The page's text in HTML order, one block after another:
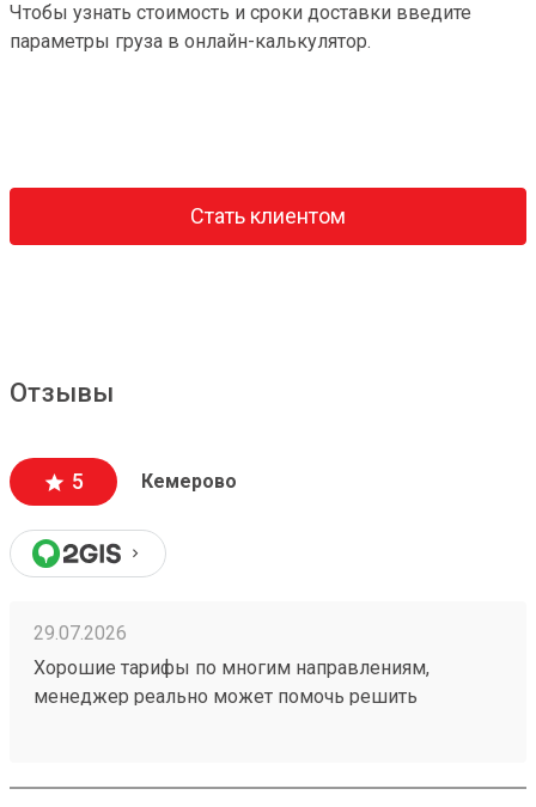
Чтобы узнать стоимость и сроки доставки введите
параметры груза в онлайн-калькулятор.
Стать клиентом
Отзывы
5 Кемерово
29.07.2026
Хорошие тарифы по многим направлениям,
менеджер реально может помочь решить
менеджеру Татьяне